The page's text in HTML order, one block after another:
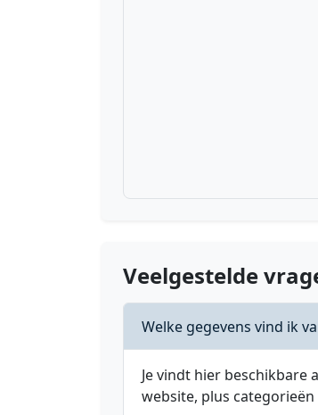
Veelgestelde
Welke gegevens vind ik
Je vindt hier beschikbare
website, plus